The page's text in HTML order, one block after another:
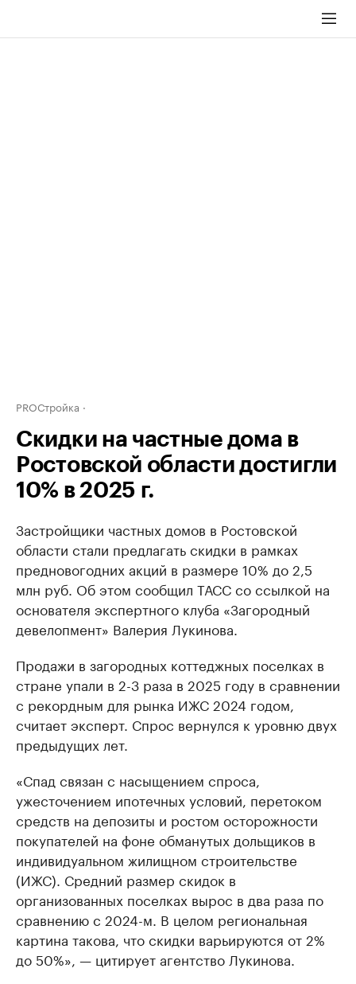
PROСтройка
Скидки на частные дома в
Ростовской области достигли
10% в 2025 г.
Застройщики частных домов в Ростовской
области стали предлагать скидки в рамках
предновогодних акций в размере 10% до 2,5
млн руб. Об этом сообщил ТАСС со ссылкой на
основателя экспертного клуба «Загородный
девелопмент» Валерия Лукинова.
Продажи в загородных коттеджных поселках в
стране упали в 2-3 раза в 2025 году в сравнении
с рекордным для рынка ИЖС 2024 годом,
считает эксперт. Спрос вернулся к уровню двух
предыдущих лет.
«Спад связан с насыщением спроса,
ужесточением ипотечных условий, перетоком
средств на депозиты и ростом осторожности
покупателей на фоне обманутых дольщиков в
индивидуальном жилищном строительстве
(ИЖС). Средний размер скидок в
организованных поселках вырос в два раза по
сравнению с 2024-м. В целом региональная
картина такова, что скидки варьируются от 2%
до 50%», — цитирует агентство Лукинова.